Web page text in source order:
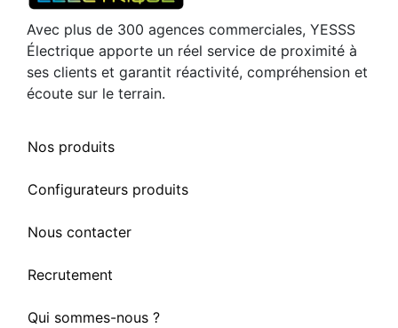
Avec plus de 300 agences commerciales, YESSS
Électrique apporte un réel service de proximité à
ses clients et garantit réactivité, compréhension et
écoute sur le terrain.
Nos produits
Configurateurs produits
Nous contacter
Recrutement
Qui sommes-nous ?